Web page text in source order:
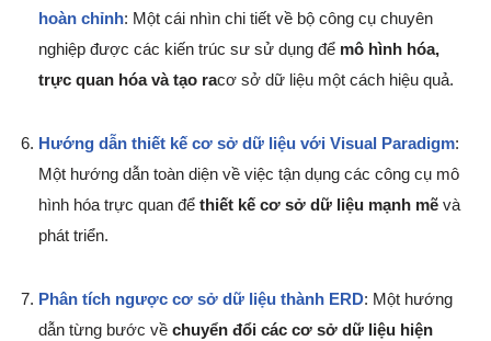
hoàn chỉnh: Một cái nhìn chi tiết về bộ công cụ chuyên
nghiệp được các kiến trúc sư sử dụng để mô hình hóa,
trực quan hóa và tạo racơ sở dữ liệu một cách hiệu quả.
Hướng dẫn thiết kế cơ sở dữ liệu với Visual Paradigm:
Một hướng dẫn toàn diện về việc tận dụng các công cụ mô
hình hóa trực quan để thiết kế cơ sở dữ liệu mạnh mẽ và
phát triển.
Phân tích ngược cơ sở dữ liệu thành ERD: Một hướng
dẫn từng bước về chuyển đổi các cơ sở dữ liệu hiện